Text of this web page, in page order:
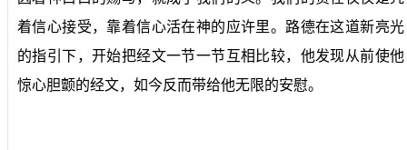
着信心接受，靠着信心活在神的应许里。路德在这道新亮光
的指引下，开始把经文一节一节互相比较，他发现从前使他
惊心胆颤的经文，如今反而带给他无限的安慰。